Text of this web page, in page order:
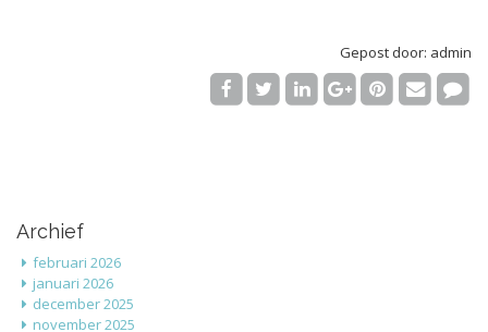
Gepost door: admin
Archief
februari 2026
januari 2026
december 2025
november 2025